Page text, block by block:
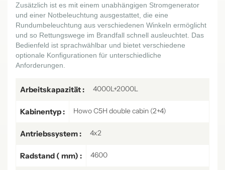
Zusätzlich ist es mit einem unabhängigen Stromgenerator
und einer Notbeleuchtung ausgestattet, die eine
Rundumbeleuchtung aus verschiedenen Winkeln ermöglicht
und so Rettungswege im Brandfall schnell ausleuchtet. Das
Bedienfeld ist sprachwählbar und bietet verschiedene
optionale Konfigurationen für unterschiedliche
Anforderungen.
Arbeitskapazität : 4000L+2000L
Kabinentyp : Howo C5H double cabin (2+4)
Antriebssystem : 4x2
Radstand ( mm) : 4600